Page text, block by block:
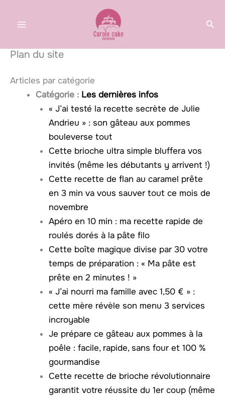
Plan du site
Articles par catégorie
Catégorie : Les dernières infos
« J’ai testé la recette secrète de Julie
Andrieu » : son gâteau aux pommes
bouleverse tout
Cette brioche ultra simple bluffera vos
invités (même les débutants y arrivent !)
Cette recette de flan au caramel prête
en 3 min va vous sauver tout ce mois de
novembre
Apéro en 10 min : ma recette rapide de
roulés dorés à la pâte filo
Cette boîte magique divise par 30 votre
temps de préparation : « Ma pâte est
prête en 2 minutes ! »
« J’ai nourri ma famille avec 1,50 € » :
cette mère révèle son menu 3 services
incroyable
Je prépare ce gâteau aux pommes à la
poêle : facile, rapide, sans four et 100 %
gourmandise
Cette recette de brioche révolutionnaire
garantit votre réussite du 1er coup (même